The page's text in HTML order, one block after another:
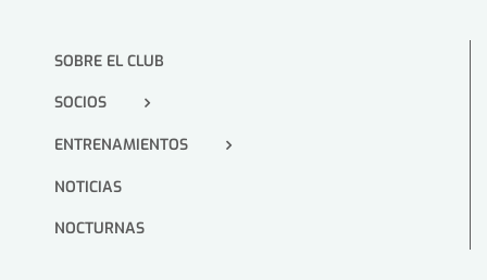
SOBRE EL CLUB
SOCIOS
ENTRENAMIENTOS
NOTICIAS
NOCTURNAS